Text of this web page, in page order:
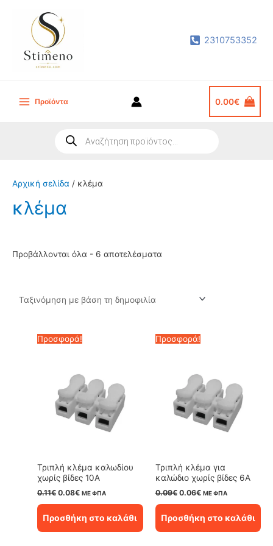
περιεχόμενο
2310753352
Main
Προϊόντα 0.00€
search
Αρχική σελίδα / κλέμα
κλέμα
Προβάλλονται όλα - 6 αποτελέσματα
popularity
Προσφορά!
Τριπλή κλέμα καλωδίου
χωρίς βίδες 10A
0.11€ Original
price
0.11€.
0.08€Η
τρέχουσα
είναι:
0.08€.
ΜΕ ΦΠΑ
Προσθήκη στο καλάθι
Προσφορά!
Τριπλή κλέμα για
καλώδιο χωρίς βίδες 6A
0.09€ Original
price
0.09€.
0.06€Η
τρέχουσα
είναι:
0.06€.
ΜΕ ΦΠΑ
Προσθήκη στο καλάθι